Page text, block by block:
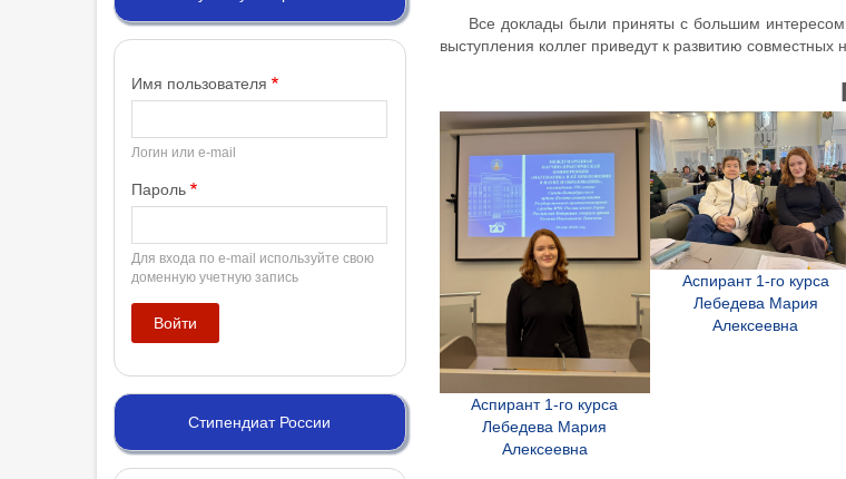
Имя пользователя
Логин или e-mail
Пароль
Для входа по e-mail используйте свою
доменную учетную запись
Стипендиат России
Все доклады были приняты с большим
выступления коллег приведут к развитию
Аспирант 1-го курса
Лебедева Мария
Алексеевна
Аспирант 1-го курса
Лебедева Мария
Алексеевна